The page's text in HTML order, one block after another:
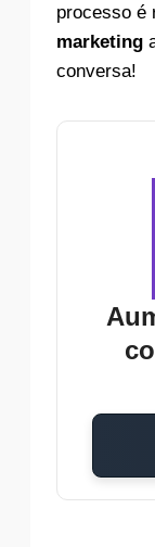
processo é
marketing
conversa!